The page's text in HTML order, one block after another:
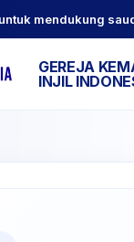
untuk mendukung
GEREJA
INJIL